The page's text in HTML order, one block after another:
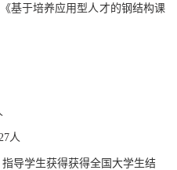
基于培养应用型人才的钢结构课
27人
导学生获得获得全国大学生结